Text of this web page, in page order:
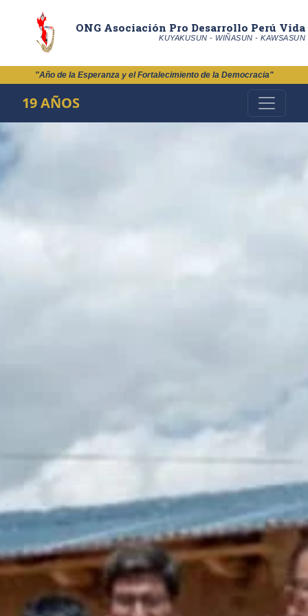
ONG Asociación Pro Desarrollo Perú Vida
KUYAKUSUN - WIÑASUN - KAWSASUN
"Año de la Esperanza y el Fortalecimiento de la Democracia"
19 AÑOS